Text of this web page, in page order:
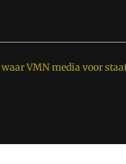
waar VMN media voor